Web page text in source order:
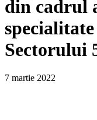
din cadrul
Sectorului
7 martie 2022